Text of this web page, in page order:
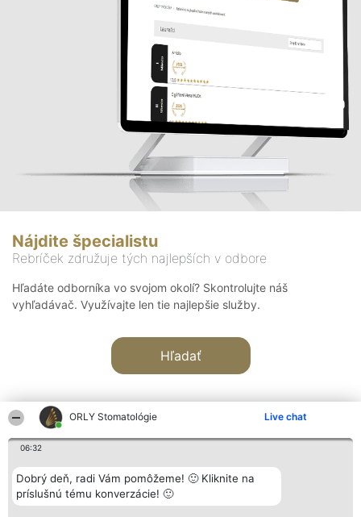
ORLY Stomatológie Live chat
06:32
Dobrý deň, radi Vám pomôžeme! 🙂 Kliknite na
príslušnú tému konverzácie! 🙂
Nájdite špecialistu
Rebríček združuje tých najlepších v odbore
Hľadáte odborníka vo svojom okolí? Skontrolujte náš
vyhľadávač. Využívajte len tie najlepšie služby.
Hľadať
Organizátor hodnotenia
Bright Side Solutions sp. z o.
o. sp. k.
Hodnotenie
Laureáti
Lista
Kontakt
Kontakt